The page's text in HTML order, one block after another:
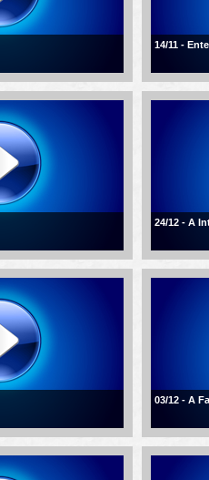
14/11 -
24/12 - A
03/12 - A